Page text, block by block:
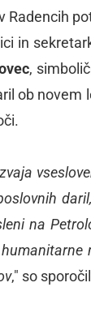
Radencih
in
,
ob novem
na
," so